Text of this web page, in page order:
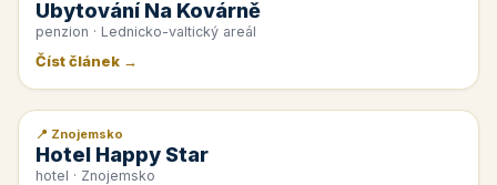
Ubytování Na Kovárně
penzion · Lednicko-valtický areál
Číst článek →
📰 PR článek
📍 Znojemsko
Hotel Happy Star
hotel · Znojemsko